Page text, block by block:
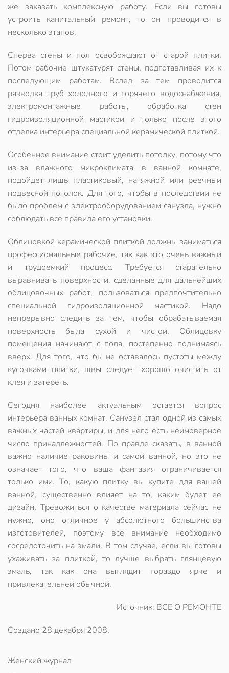
же заказать комплексную работу. Если вы готовы
устроить капитальный ремонт, то он проводится в
несколько этапов.
Сперва стены и пол освобождают от старой плитки.
Потом рабочие штукатурят стены, подготавливая их к
последующим работам. Вслед за тем проводится
разводка труб холодного и горячего водоснабжения,
электромонтажные работы, обработка стен
гидроизоляционной мастикой и только после этого
отделка интерьера специальной керамической плиткой.
Особенное внимание стоит уделить потолку, потому что
из-за влажного микроклимата в ванной комнате,
подойдет лишь пластиковый, натяжной или реечный
подвесной потолок. Для того, чтобы в последствии не
было проблем с электрооборудованием санузла, нужно
соблюдать все правила его установки.
Облицовкой керамической плиткой должны заниматься
профессиональные рабочие, так как это очень важный
и трудоемкий процесс. Требуется старательно
выравнивать поверхности, сделанные для дальнейших
облицовочных работ, пользоваться предпочтительно
специальной гидроизоляционной мастикой. Надо
непрерывно следить за тем, чтобы обрабатываемая
поверхность была сухой и чистой. Облицовку
помещения начинают с пола, постепенно поднимаясь
вверх. Для того, что бы не оставалось пустоты между
кусочками плитки, швы следует хорошо очистить от
клея и затереть.
Сегодня наиболее актуальным остается вопрос
интерьера ванных комнат. Санузел стал одной из самых
важных частей квартиры, и для него есть неимоверное
число принадлежностей. По правде сказать, в ванной
важно наличие раковины и самой ванной, но это не
означает того, что ваша фантазия ограничивается
только ими. То, какую плитку вы купите для вашей
ванной, существенно влияет на то, каким будет ее
дизайн. Тревожиться о качестве материала сейчас не
нужно, оно отличное у абсолютного большинства
изготовителей, поэтому все внимание необходимо
сосредоточить на эмали. В том случае, если вы готовы
ухаживать за плиткой, то лучше выбрать глянцевую
эмаль, так как она выглядит гораздо ярче и
привлекательней обычной.
Источник: ВСЕ О РЕМОНТЕ
Создано 28 декабря 2008.
Женский журнал